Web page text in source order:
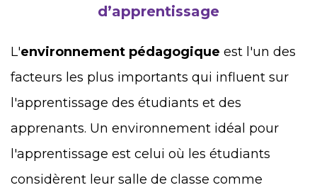
d’apprentissage
L'environnement pédagogique est l'un des
facteurs les plus importants qui influent sur
l'apprentissage des étudiants et des
apprenants. Un environnement idéal pour
l'apprentissage est celui où les étudiants
considèrent leur salle de classe comme